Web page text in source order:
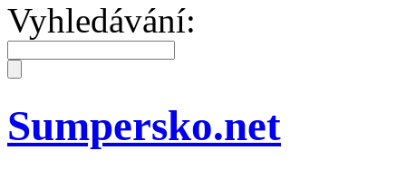
Vyhledávání:
Sumpersko.net